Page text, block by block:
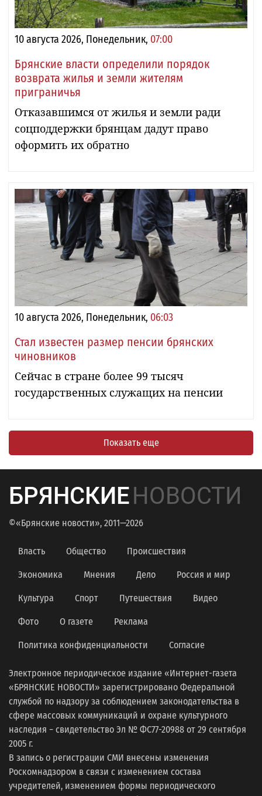
10 августа 2026, Понедельник, 07:00
Брянские власти определили порядок
возврата жилья и земли жителям
приграничья
Отказавшимся от жилья и земли ради
соцподдержки брянцам дадут право
оформить их обратно
10 августа 2026, Понедельник, 06:03
Стал известен размер пенсии брянских
чиновников
Сейчас в стране более 99 тысяч
государственных служащих на пенсии
Показать еще
БРЯНСКИЕНОВОСТИ
©«Брянские новости», 2011—2026
Власть Общество Происшествия
Экономика Мнения Дело Россия и мир
Культура Спорт Путешествия Видео
Фото О газете Реклама
Политика конфиденциальности Согласие
Электронное периодическое издание «Интернет-газета
«БРЯНСКИЕ НОВОСТИ» зарегистрировано Федеральной
службой по надзору за соблюдением законодательства в
сфере массовых коммуникаций и охране культурного
наследия − свидетельство Эл № ФС77-20988 от 29 сентября
2005 г.
В запись о регистрации СМИ внесены изменения
Роскомнадзором в связи с изменением состава
учредителей, изменением формы периодического